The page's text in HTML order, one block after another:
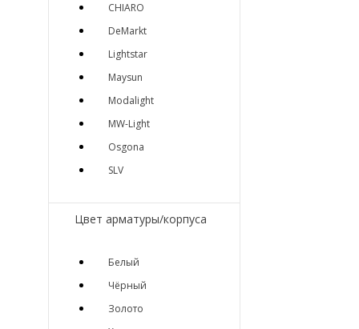
CHIARO
DeMarkt
Lightstar
Maysun
Modalight
MW-Light
Osgona
SLV
Цвет арматуры/корпуса
Белый
Чёрный
Золото